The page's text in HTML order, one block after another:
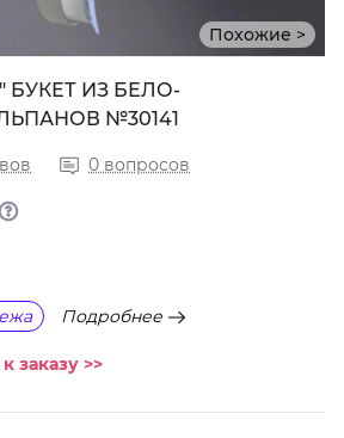
Похожие >
БУКЕТ ИЗ БЕЛО-
№30141
0 вопросов
Подробнее
заказу >>